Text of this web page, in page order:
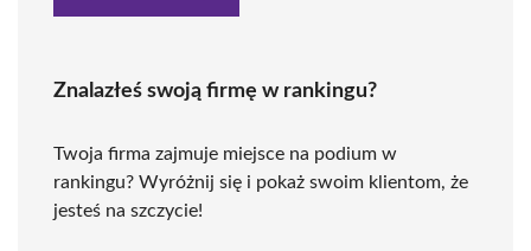
Znalazłeś swoją firmę w rankingu?
Twoja firma zajmuje miejsce na podium w
rankingu? Wyróżnij się i pokaż swoim klientom, że
jesteś na szczycie!